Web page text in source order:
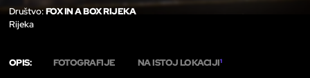
Društvo:FOX IN A BOX RIJEKA
Rijeka
OPIS: FOTOGRAFIJE NA ISTOJ LOKACIJI1